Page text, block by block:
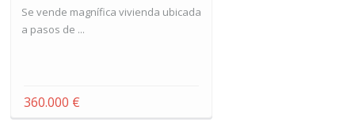
Se vende magnífica vivienda ubicada
a pasos de ...
360.000 €